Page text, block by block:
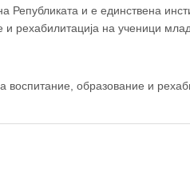
и е единствена
рехабилитација на ученици
образование и